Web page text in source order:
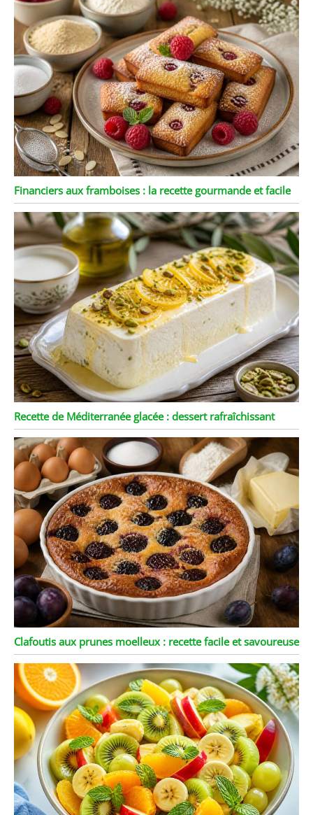
Financiers aux framboises : la recette gourmande et facile
Recette de Méditerranée glacée : dessert rafraîchissant
Clafoutis aux prunes moelleux : recette facile et savoureuse